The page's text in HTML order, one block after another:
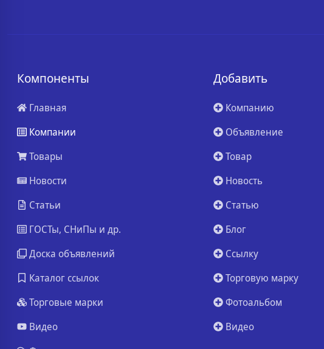
Компоненты
Главная
Компании
Товары
Новости
Статьи
ГОСТы, СНиПы и др.
Доска объявлений
Каталог ссылок
Торговые марки
Видео
Добавить
Компанию
Объявление
Товар
Новость
Статью
Блог
Ссылку
Торговую марку
Фотоальбом
Видео